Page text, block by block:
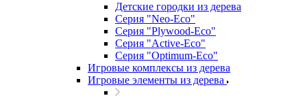
Детские городки из дерева
Серия "Neo-Eco"
Серия "Plywood-Eco"
Серия "Active-Eco"
Серия "Оptimum-Еco"
Игровые комплексы из дерева
Игровые элементы из дерева